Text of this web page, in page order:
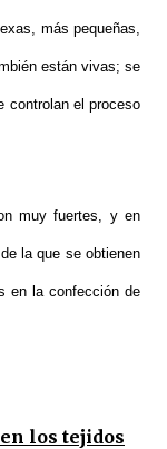
más pequeñas,
están vivas; se
controlan el proceso
muy fuertes, y en
la que se obtienen
en la confección de
los tejidos